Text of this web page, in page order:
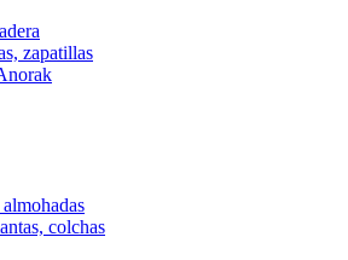
zapatillas
colchas